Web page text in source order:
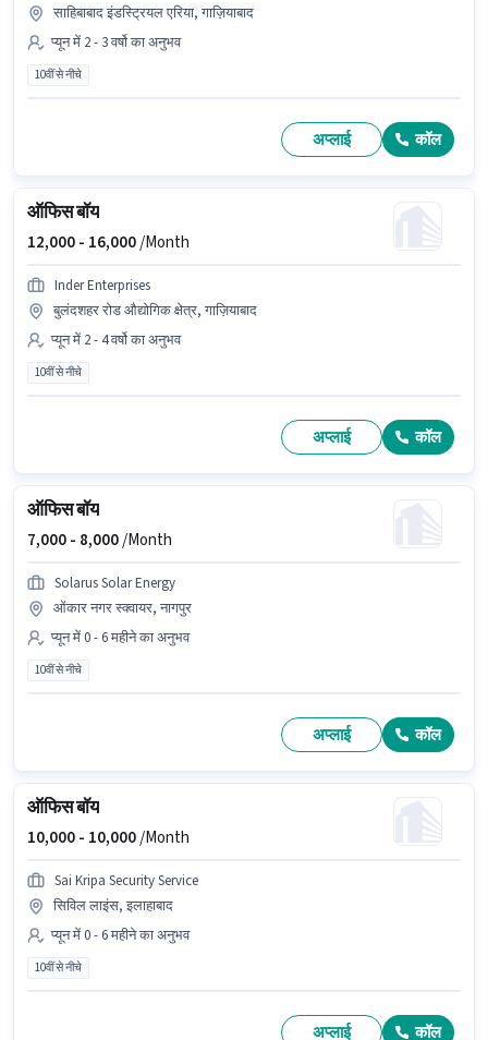
साहिबाबाद इंडस्ट्रियल एरिया, गाज़ियाबाद
प्यून में 2 - 3 वर्षो का अनुभव
10वीं से नीचे
अप्लाई कॉल
ऑफिस बॉय
12,000 - 16,000/Month
Inder Enterprises
बुलंदशहर रोड औद्योगिक क्षेत्र, गाज़ियाबाद
प्यून में 2 - 4 वर्षो का अनुभव
10वीं से नीचे
अप्लाई कॉल
ऑफिस बॉय
7,000 - 8,000/Month
Solarus Solar Energy
ओंकार नगर स्क्वायर, नागपुर
प्यून में 0 - 6 महीने का अनुभव
10वीं से नीचे
अप्लाई कॉल
ऑफिस बॉय
10,000 - 10,000/Month
Sai Kripa Security Service
सिविल लाइंस, इलाहाबाद
प्यून में 0 - 6 महीने का अनुभव
10वीं से नीचे
अप्लाई कॉल